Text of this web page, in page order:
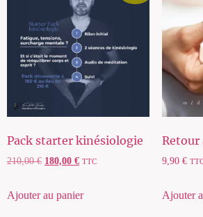
Pack starter kinésiologie
210,00€ 180,00 € TTC
Ajouter au panier
Retour
9,90 €
Ajouter